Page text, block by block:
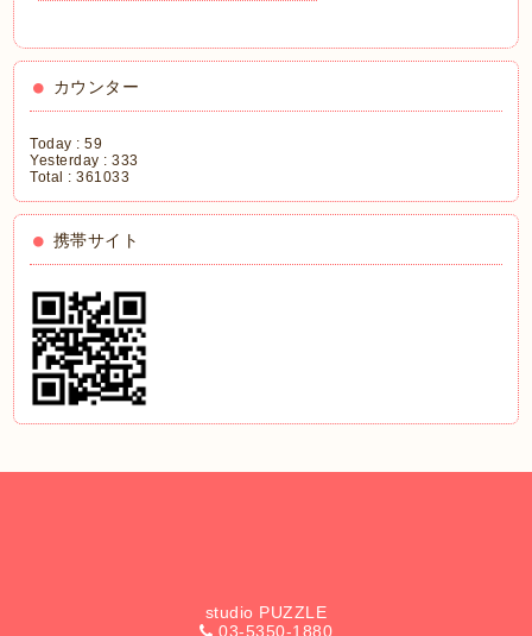
カウンター
Today :59
Yesterday :333
Total :361033
携帯サイト
studio PUZZLE
03-5350-1880